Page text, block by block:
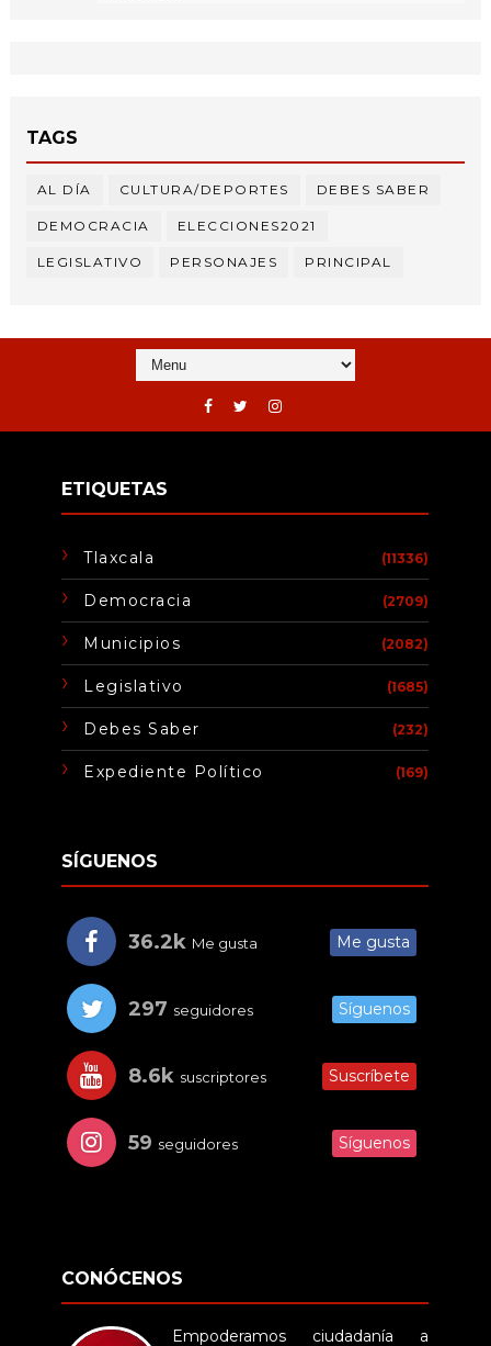
TAGS
AL DÍA CULTURA/DEPORTES DEBES SABER
DEMOCRACIA ELECCIONES2021
LEGISLATIVO PERSONAJES PRINCIPAL
ETIQUETAS
Tlaxcala (11336)
Democracia (2709)
Municipios (2082)
Legislativo (1685)
Debes Saber (232)
Expediente Político (169)
SÍGUENOS
36.2k Me gusta Me gusta
297 seguidores Síguenos
8.6k suscriptores Suscríbete
59 seguidores Síguenos
CONÓCENOS
Empoderamos ciudadanía a